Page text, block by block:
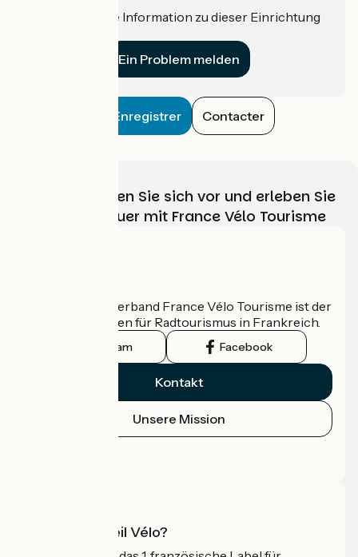
Haben Sie eine Information zu dieser Einrichtung
Ein Problem melden
Enregistrer Contacter
Wählen, bereiten Sie sich vor und erleben Sie
Ihr Radabenteuer mit France Vélo Tourisme
Der nationale Verband France Vélo Tourisme ist der
offizielle Leitfaden für Radtourismus in Frankreich.
Instagram Facebook
Kontakt
Unsere Mission
Was ist Accueil Vélo?